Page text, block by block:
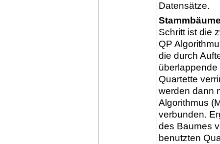
Datensätze.
Schritt ist die
QP
die durch
Quartette
werden dann
Algorithmus
verbunden.
des Baumes
benutzten